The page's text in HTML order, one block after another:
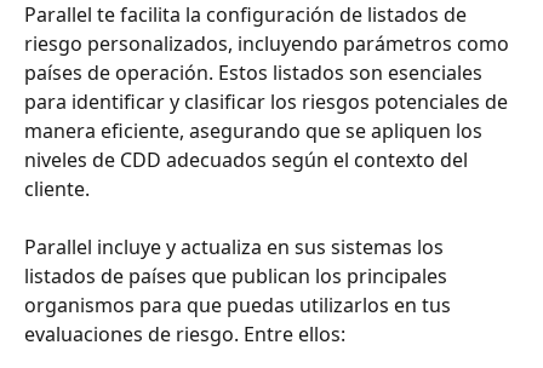
Parallel te facilita la configuración de listados de
riesgo personalizados, incluyendo parámetros como
países de operación. Estos listados son esenciales
para identificar y clasificar los riesgos potenciales de
manera eficiente, asegurando que se apliquen los
niveles de CDD adecuados según el contexto del
cliente.
Parallel incluye y actualiza en sus sistemas los
listados de países que publican los principales
organismos para que puedas utilizarlos en tus
evaluaciones de riesgo. Entre ellos: